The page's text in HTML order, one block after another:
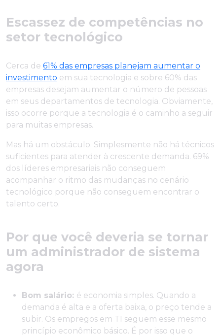
Escassez de competências no
setor tecnológico
Cerca de 61% das empresas planejam aumentar o
investimento em sua tecnologia e sobre 60% das
empresas desejam aumentar o número de pessoas
em seus departamentos de tecnologia. Obviamente,
isso ocorre porque a tecnologia é o caminho a seguir
para muitas empresas.
Mas há um obstáculo. Simplesmente não há técnicos
suficientes para atender à crescente demanda. 69%
dos líderes empresariais não conseguem
acompanhar o ritmo das mudanças no cenário
tecnológico porque não conseguem encontrar o
talento certo.
Por que você deveria se tornar
um administrador de sistema
agora
Bom salário: é economia simples. Quando a
demanda é alta e a oferta baixa, o preço tende a
subir. Os empregos em TI seguem esse mesmo
princípio econômico básico. É por isso que o